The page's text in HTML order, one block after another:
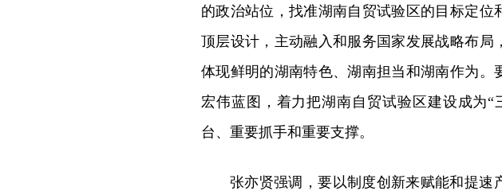
的政治站位，找准湖南自贸试验区的目标定
顶层设计，主动融入和服务国家发展战略布
体现鲜明的湖南特色、湖南担当和湖南作为。
宏伟蓝图，着力把湖南自贸试验区建设成为
台、重要抓手和重要支撑。
张亦贤强调，要以制度创新来赋能和提速